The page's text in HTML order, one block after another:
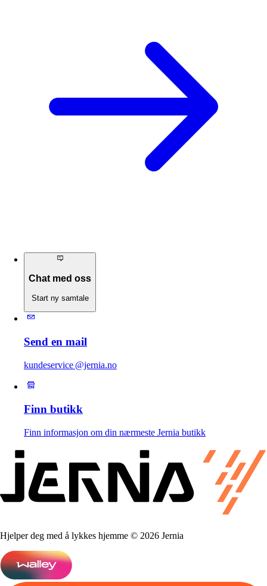
Chat med oss
Start ny samtale
Send en mail
kundeservice @jernia.no
Finn butikk
Finn informasjon om din nærmeste Jernia butikk
Hjelper deg med å lykkes hjemme © 2026 Jernia